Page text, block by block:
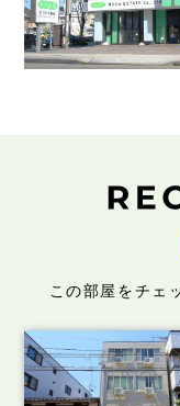
この部屋をチェ